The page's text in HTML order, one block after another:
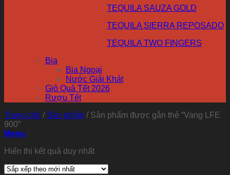
TEQUILA SAUZA GOLD
TEQUILA SIERRA REPOSADO
TEQUILA TWO FINGERS
Bia
Bia Ngoại
Nước Giải Khát
Giỏ Quà Tết 2026
Rượu Tết
Trang chủ / Sản phẩm / Sản phẩm được gắn thẻ “Vang LFE
900”
Menu
Hiển thị kết quả duy nhất